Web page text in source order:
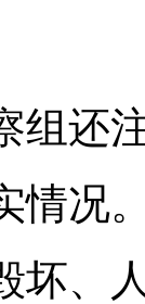
还注
情况
坏、